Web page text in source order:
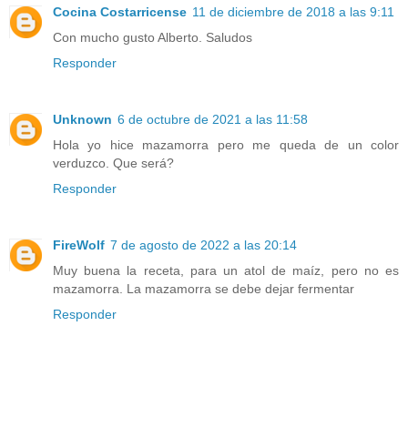
Cocina Costarricense 11 de diciembre de 2018 a las 9:11
Con mucho gusto Alberto. Saludos
Responder
Unknown 6 de octubre de 2021 a las 11:58
Hola yo hice mazamorra pero me queda de un color
verduzco. Que será?
Responder
FireWolf 7 de agosto de 2022 a las 20:14
Muy buena la receta, para un atol de maíz, pero no es
mazamorra. La mazamorra se debe dejar fermentar
Responder